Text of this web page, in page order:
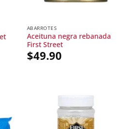
ABARROTES
Aceituna negra rebanada
First Street
$49.90